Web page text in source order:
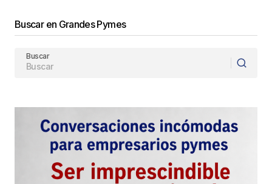
Buscar en Grandes Pymes
Buscar